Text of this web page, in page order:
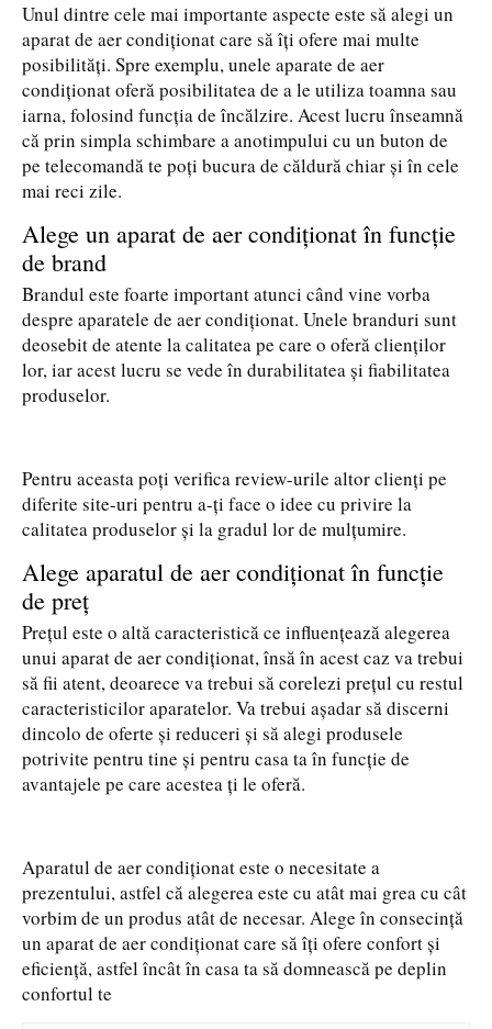
Unul dintre cele mai importante aspecte este să alegi un
aparat de aer condiționat care să îți ofere mai multe
posibilități. Spre exemplu, unele aparate de aer
condiționat oferă posibilitatea de a le utiliza toamna sau
iarna, folosind funcția de încălzire. Acest lucru înseamnă
că prin simpla schimbare a anotimpului cu un buton de
pe telecomandă te poți bucura de căldură chiar și în cele
mai reci zile.
Alege un aparat de aer condiționat în funcție
de brand
Brandul este foarte important atunci când vine vorba
despre aparatele de aer condiționat. Unele branduri sunt
deosebit de atente la calitatea pe care o oferă clienților
lor, iar acest lucru se vede în durabilitatea și fiabilitatea
produselor.
Pentru aceasta poți verifica review-urile altor clienți pe
diferite site-uri pentru a-ți face o idee cu privire la
calitatea produselor și la gradul lor de mulțumire.
Alege aparatul de aer condiționat în funcție
de preț
Prețul este o altă caracteristică ce influențează alegerea
unui aparat de aer condiționat, însă în acest caz va trebui
să fii atent, deoarece va trebui să corelezi prețul cu restul
caracteristicilor aparatelor. Va trebui așadar să discerni
dincolo de oferte și reduceri și să alegi produsele
potrivite pentru tine și pentru casa ta în funcție de
avantajele pe care acestea ți le oferă.
Aparatul de aer condiționat este o necesitate a
prezentului, astfel că alegerea este cu atât mai grea cu cât
vorbim de un produs atât de necesar. Alege în consecință
un aparat de aer condiționat care să îți ofere confort și
eficiență, astfel încât în casa ta să domnească pe deplin
confortul te